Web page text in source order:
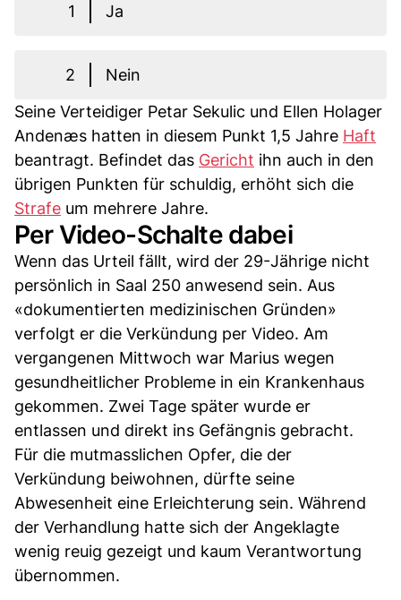
1 Ja
2
Nein
Seine Verteidiger Petar Sekulic und Ellen Holager
Andenæs hatten in diesem Punkt 1,5 Jahre Haft
beantragt. Befindet das Gericht ihn auch in den
übrigen Punkten für schuldig, erhöht sich die
Strafe um mehrere Jahre.
Per Video-Schalte dabei
Wenn das Urteil fällt, wird der 29-Jährige nicht
persönlich in Saal 250 anwesend sein. Aus
«dokumentierten medizinischen Gründen»
verfolgt er die Verkündung per Video. Am
vergangenen Mittwoch war Marius wegen
gesundheitlicher Probleme in ein Krankenhaus
gekommen. Zwei Tage später wurde er
entlassen und direkt ins Gefängnis gebracht.
Für die mutmasslichen Opfer, die der
Verkündung beiwohnen, dürfte seine
Abwesenheit eine Erleichterung sein. Während
der Verhandlung hatte sich der Angeklagte
wenig reuig gezeigt und kaum Verantwortung
übernommen.